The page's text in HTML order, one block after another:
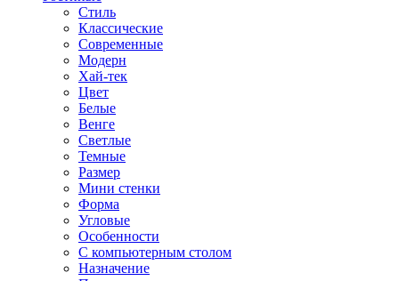
Стиль
Классические
Современные
Модерн
Хай-тек
Цвет
Белые
Венге
Светлые
Темные
Размер
Мини стенки
Форма
Угловые
Особенности
С компьютерным столом
Назначение